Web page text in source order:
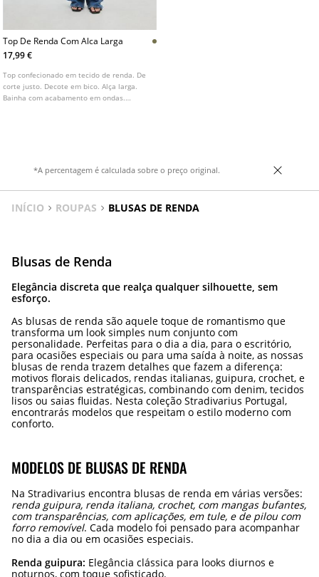
Top De Renda Com Alca Larga
17,99 €
Top confecionado em tecido de renda. De
corte justo. Decote em bico. Alça larga.
Bainha com acabamento em ondas.
*A percentagem é calculada sobre o preço original.
INÍCIO ROUPAS BLUSAS DE RENDA
Blusas de Renda
Elegância discreta que realça qualquer silhouette, sem
esforço.
As blusas de renda são aquele toque de romantismo que
transforma um look simples num conjunto com
personalidade. Perfeitas para o dia a dia, para o escritório,
para ocasiões especiais ou para uma saída à noite, as nossas
blusas de renda trazem detalhes que fazem a diferença:
motivos florais delicados, rendas italianas, guipura, crochet, e
transparências estratégicas, combinando com denim, tecidos
lisos ou saias fluidas. Nesta coleção Stradivarius Portugal,
encontrarás modelos que respeitam o estilo moderno com
conforto.
MODELOS DE BLUSAS DE RENDA
Na Stradivarius encontra blusas de renda em várias versões:
renda guipura, renda italiana, crochet, com mangas bufantes,
com transparências, com aplicações, em tule, e de pilou com
forro removível. Cada modelo foi pensado para acompanhar
no dia a dia ou em ocasiões especiais.
Renda guipura: Elegância clássica para looks diurnos e
noturnos, com toque sofisticado.